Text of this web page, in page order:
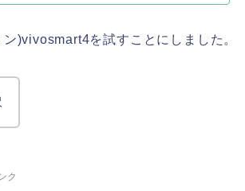
)vivosmart4を試すことにしました。
ク